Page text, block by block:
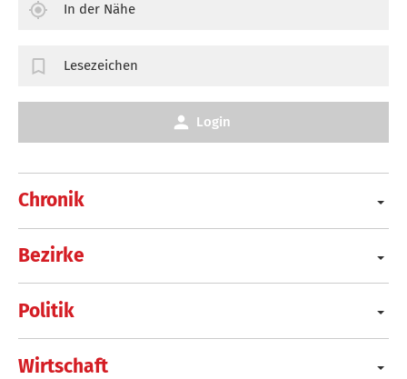
Chronik
Bezirke
Politik
Wirtschaft
In der Nähe
Lesezeichen
Login